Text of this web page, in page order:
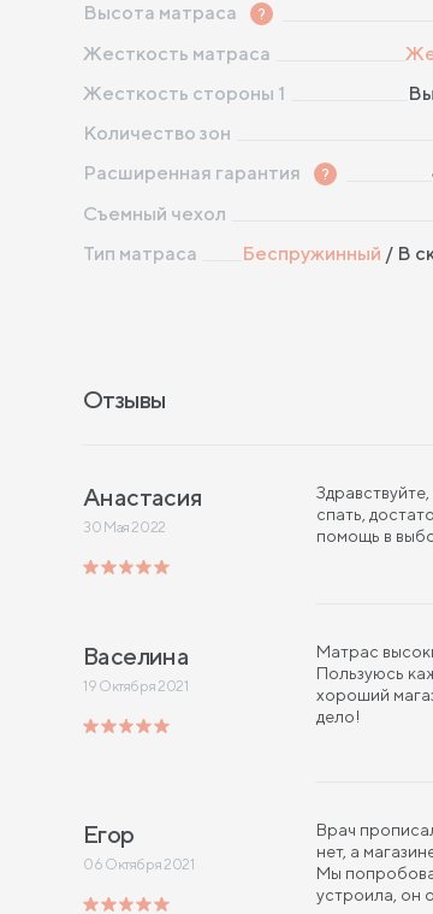
Высота матраса
?
Жесткость матраса
Жесткость стороны 1
Количество зон
Расширенная гарантия
?
Съемный чехол
Тип матраса
Беcпружинный / В
Отзывы
Анастасия
30 Мая 2022
спать,
помощь в
Васелина
19 Октября 2021
Матрас
Пользуюсь
хороший
дело!
Егор
06 Октября 2021
Врач
нет, а
Мы
устроила, он